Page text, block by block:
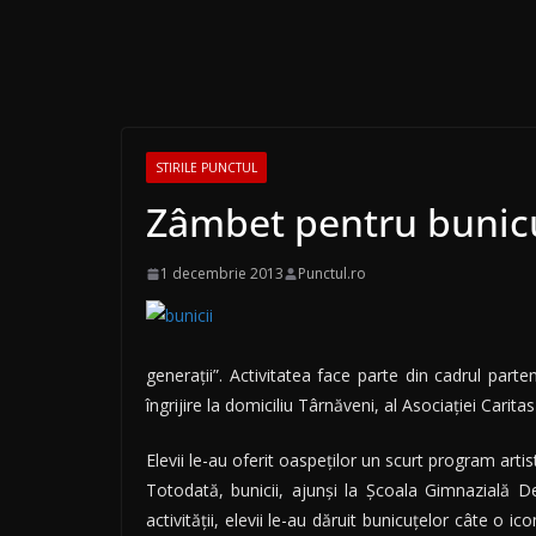
STIRILE PUNCTUL
Zâmbet pentru
1 decembrie 2013 Punctul.ro
generaţii”. Activitatea face parte din cadrul
îngrijire la domiciliu Târnăveni, al Asociaţiei
Elevii le-au oferit oaspeţilor un scurt program
Totodată, bunicii, ajunşi la Şcoala Gimnazială
activităţii, elevii le-au dăruit bunicuţelor câte o